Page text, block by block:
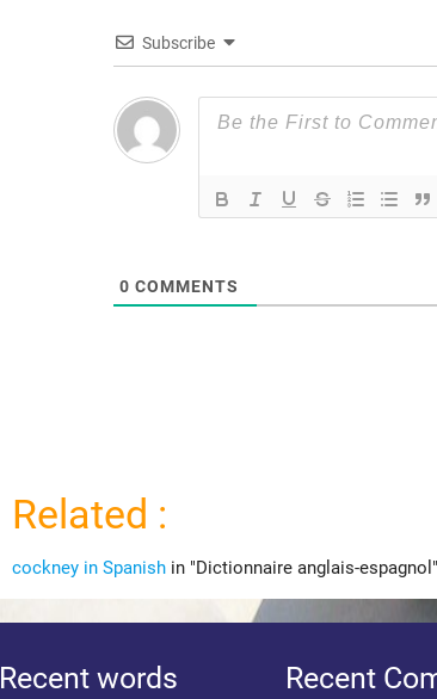
Subscribe
0 COMMENTS
Related :
cockney in Spanish in "Dictionnaire anglais-espagnol"
Recent words Recent